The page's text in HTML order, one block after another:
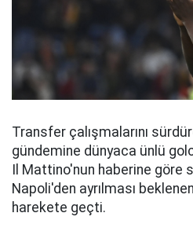
Transfer çalışmalarını
gündemine dünyaca ünlü
Il Mattino'nun haberine göre
Napoli'den ayrılması
harekete geçti.